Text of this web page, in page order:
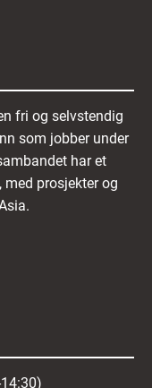
fri og selvstendig
som jobber under
har et
prosjekter og